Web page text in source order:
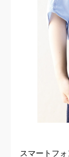
スマートフ